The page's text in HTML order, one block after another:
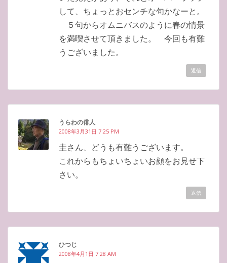
して、ちょっとおセンチな句かなーと。
５句からオムニバスのように春の情景
を満喫させて頂きました。 今回も有難
うございました。
返信
うらわの俳人
2008年3月31日 7:25 PM
圭さん、どうも有難うございます。
これからもちょいちょいお顔をお見せ下
さい。
返信
ひつじ
2008年4月1日 7:28 AM